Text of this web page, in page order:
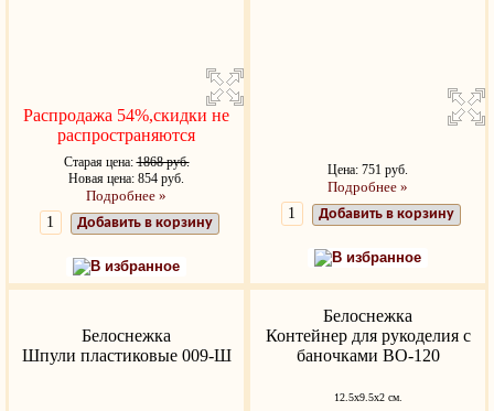
Распродажа 54%,скидки не
распространяются
Старая цена:1868 руб.
Новая цена: 854 руб.
Подробнее »
Добавить в корзину
В избранное
Цена: 751 руб.
Подробнее »
Добавить в корзину
В избранное
Белоснежка
Шпули пластиковые 009-Ш
Белоснежка
Контейнер для рукоделия с
баночками BО-120
12.5x9.5x2 см.